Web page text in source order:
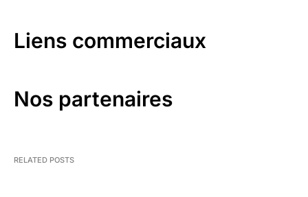
Liens commerciaux
Nos partenaires
RELATED POSTS